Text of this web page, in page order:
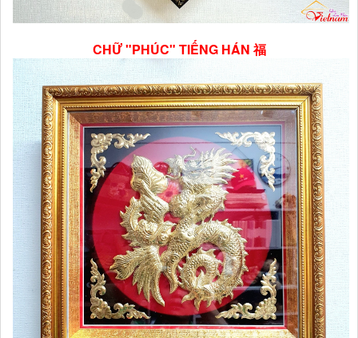
CHỮ "PHÚC" TIẾNG HÁN 福